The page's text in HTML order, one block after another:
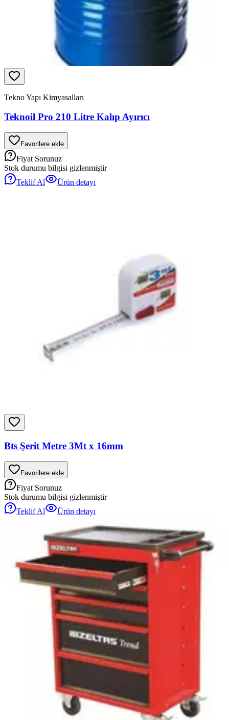
Tekno Yapı Kimyasalları
Teknoil Pro 210 Litre Kalıp Ayırıcı
Favorilere ekle
Fiyat Sorunuz
Stok durumu bilgisi gizlenmiştir
Teklif Al
Ürün detayı
Bts Şerit Metre 3Mt x 16mm
Favorilere ekle
Fiyat Sorunuz
Stok durumu bilgisi gizlenmiştir
Teklif Al
Ürün detayı